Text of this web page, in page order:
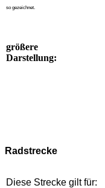
so gezeichnet.
größere
Darstellung:
Radstrecke
Diese Strecke gilt für: